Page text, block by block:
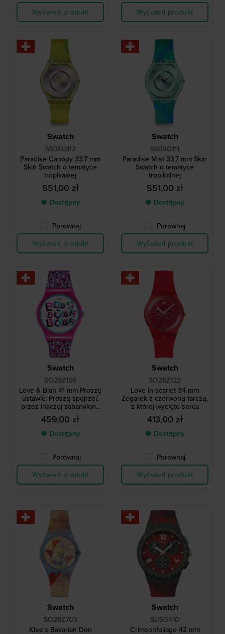
Wyświetl produkt
Wyświetl produkt
Swatch
SS08G112
Paradise Canopy 33.7 mm
Skin Swatch o tematyce
tropikalnej
551,00 zł
● Dostępny
Porównaj
Wyświetl produkt
Swatch
SS08G111
Paradise Mist 33.7 mm Skin
Swatch o tematyce
tropikalnej
551,00 zł
● Dostępny
Porównaj
Wyświetl produkt
Swatch
SO29Z156
Love & Blah 41 mm Proszę
ustawić: Proszę spojrzeć
przez inaczej zabarwione
szkiełko i zobaczyć inną
tarczę
459,00 zł
● Dostępny
Porównaj
Wyświetl produkt
Swatch
SO28Z122
Love in scarlet 34 mm
Zegarek z czerwoną tarczą,
z której wycięto serca
413,00 zł
● Dostępny
Porównaj
Wyświetl produkt
Swatch
SO28Z703
Klee's Bavarian Don
Swatch
SUSG410
Crimsonfoliage 42 mm